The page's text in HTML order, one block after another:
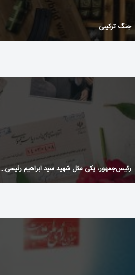
جنگ ترکیبی
رئیس‌جمهور، یکی مثل شهید سید ابراهیم رئیسی…